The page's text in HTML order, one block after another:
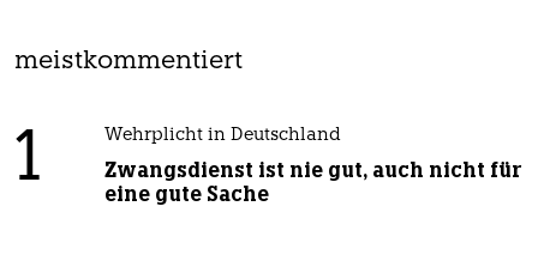
meistkommentiert
1 Wehrplicht in Deutschland
Zwangsdienst ist nie gut, auch nicht für
eine gute Sache